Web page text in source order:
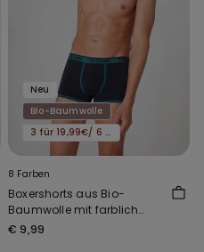
Neu
Bio-Baumwolle
3 für 19,99€/ 6 für 29,99€
8 Farben
Boxershorts aus Bio-
Baumwolle mit farblich
abgesetzten Einfassungen
€ 9,99